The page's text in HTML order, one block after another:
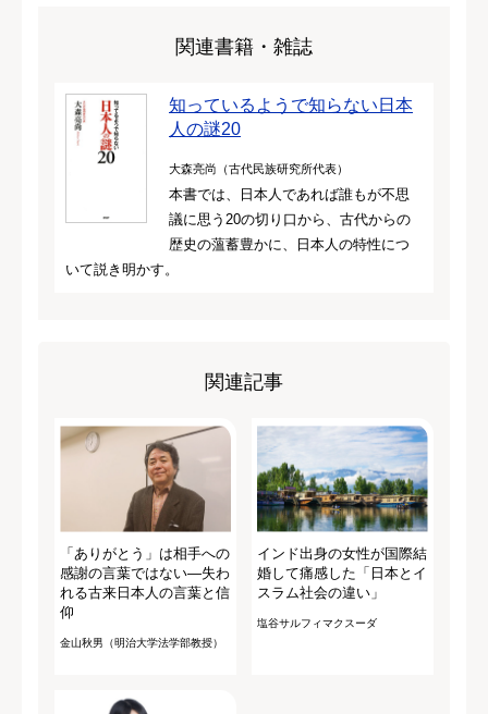
関連書籍・雑誌
知っているようで知らない日本
人の謎20
大森亮尚（古代民族研究所代表）
本書では、日本人であれば誰もが不思
議に思う20の切り口から、古代からの
歴史の薀蓄豊かに、日本人の特性につ
いて説き明かす。
関連記事
「ありがとう」は相手への
感謝の言葉ではない―失わ
れる古来日本人の言葉と信
仰
金山秋男（明治大学法学部教授）
インド出身の女性が国際結
婚して痛感した「日本とイ
スラム社会の違い」
塩谷サルフィマクスーダ